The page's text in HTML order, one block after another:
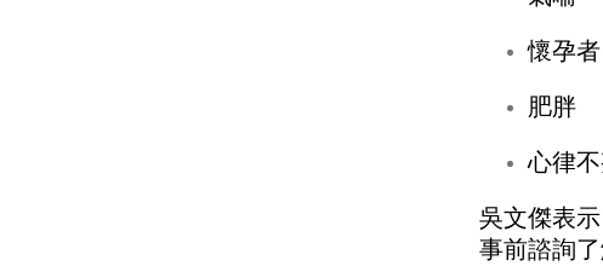
懷孕者
肥胖
心律
吳文傑表
事前諮詢